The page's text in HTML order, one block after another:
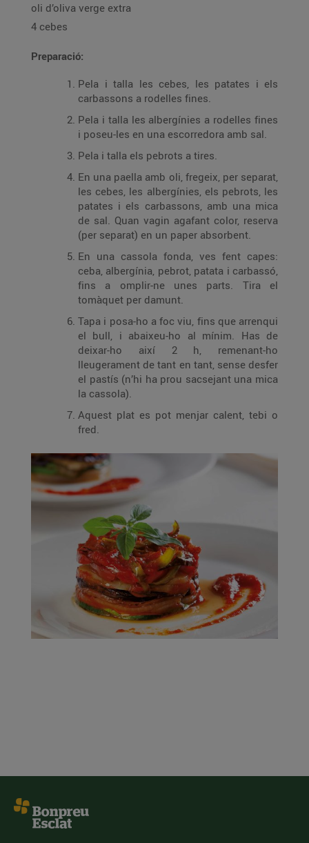
oli d’oliva verge extra
4 cebes
Preparació:
Pela i talla les cebes, les patates i els
carbassons a rodelles fines.
Pela i talla les albergínies a rodelles fines
i poseu-les en una escorredora amb sal.
Pela i talla els pebrots a tires.
En una paella amb oli, fregeix, per separat,
les cebes, les albergínies, els pebrots, les
patates i els carbassons, amb una mica
de sal. Quan vagin agafant color, reserva
(per separat) en un paper absorbent.
En una cassola fonda, ves fent capes:
ceba, albergínia, pebrot, patata i carbassó,
fins a omplir-ne unes parts. Tira el
tomàquet per damunt.
Tapa i posa-ho a foc viu, fins que arrenqui
el bull, i abaixeu-ho al mínim. Has de
deixar-ho així 2 h, remenant-ho
lleugerament de tant en tant, sense desfer
el pastís (n’hi ha prou sacsejant una mica
la cassola).
Aquest plat es pot menjar calent, tebi o
fred.